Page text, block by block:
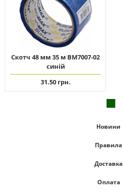
Скотч 48 мм 35 м ВМ7007-02
синій
31.50 грн.
Новини
Правила
Доставка
Оплата